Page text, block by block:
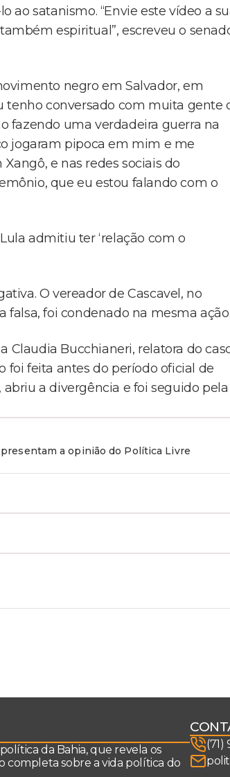
ao satanismo. “Envie este vídeo a
espiritual”, escreveu o
negro em Salvador, em
tenho conversado com muita gente
fazendo uma verdadeira guerra na
jogaram pipoca em mim e me
e nas redes sociais do
que eu estou falando com o
admitiu ter ‘relação com o
O vereador de Cascavel, no
foi condenado na mesma
Claudia Bucchianeri, relatora do
foi feita antes do período oficial de
a divergência e foi seguido pela
a opinião do Política Livre
da Bahia, que revela os
completa sobre a vida política do
(71)